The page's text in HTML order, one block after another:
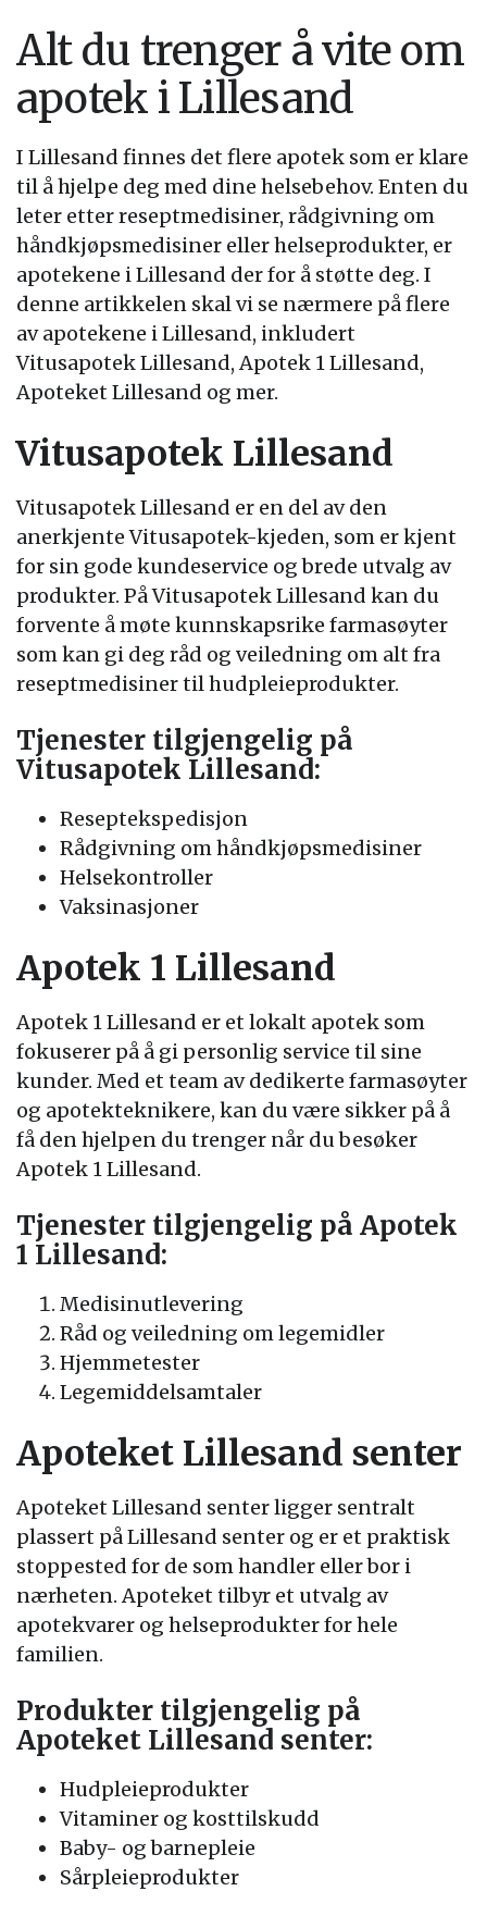
Alt du trenger å vite om
apotek i Lillesand
I Lillesand finnes det flere apotek som er klare
til å hjelpe deg med dine helsebehov. Enten du
leter etter reseptmedisiner, rådgivning om
håndkjøpsmedisiner eller helseprodukter, er
apotekene i Lillesand der for å støtte deg. I
denne artikkelen skal vi se nærmere på flere
av apotekene i Lillesand, inkludert
Vitusapotek Lillesand, Apotek 1 Lillesand,
Apoteket Lillesand og mer.
Vitusapotek Lillesand
Vitusapotek Lillesand er en del av den
anerkjente Vitusapotek-kjeden, som er kjent
for sin gode kundeservice og brede utvalg av
produkter. På Vitusapotek Lillesand kan du
forvente å møte kunnskapsrike farmasøyter
som kan gi deg råd og veiledning om alt fra
reseptmedisiner til hudpleieprodukter.
Tjenester tilgjengelig på
Vitusapotek Lillesand:
Reseptekspedisjon
Rådgivning om håndkjøpsmedisiner
Helsekontroller
Vaksinasjoner
Apotek 1 Lillesand
Apotek 1 Lillesand er et lokalt apotek som
fokuserer på å gi personlig service til sine
kunder. Med et team av dedikerte farmasøyter
og apotekteknikere, kan du være sikker på å
få den hjelpen du trenger når du besøker
Apotek 1 Lillesand.
Tjenester tilgjengelig på Apotek
1 Lillesand:
Medisinutlevering
Råd og veiledning om legemidler
Hjemmetester
Legemiddelsamtaler
Apoteket Lillesand senter
Apoteket Lillesand senter ligger sentralt
plassert på Lillesand senter og er et praktisk
stoppested for de som handler eller bor i
nærheten. Apoteket tilbyr et utvalg av
apotekvarer og helseprodukter for hele
familien.
Produkter tilgjengelig på
Apoteket Lillesand senter:
Hudpleieprodukter
Vitaminer og kosttilskudd
Baby- og barnepleie
Sårpleieprodukter